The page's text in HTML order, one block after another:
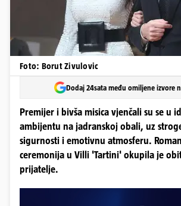
Foto: Borut Zivulovic
Dodaj 24sata među omiljene izvore
Premijer i bivša misica vjenčali su se u
ambijentu na jadranskoj obali, uz
sigurnosti i emotivnu atmosferu.
ceremonija u Villi 'Tartini' okupila je
prijatelje.